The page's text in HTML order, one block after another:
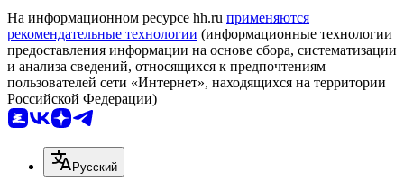
На информационном ресурсе hh.ru применяются
рекомендательные технологии (информационные технологии
предоставления информации на основе сбора, систематизации
и анализа сведений, относящихся к предпочтениям
пользователей сети «Интернет», находящихся на территории
Российской Федерации)
Русский